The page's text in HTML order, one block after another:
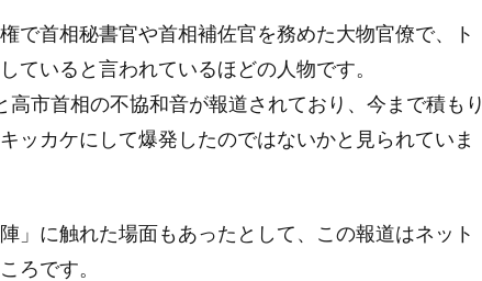
で首相秘書官や首相補佐官を務めた大物官僚で、ト
ていると言われているほどの人物です。
市首相の不協和音が報道されており、今まで積もり
ッカケにして爆発したのではないかと見られていま
」に触れた場面もあったとして、この報道はネット
ろです。